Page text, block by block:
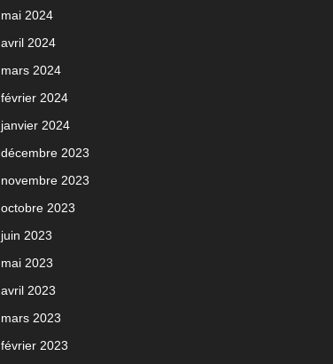
mai 2024
avril 2024
mars 2024
février 2024
janvier 2024
décembre 2023
novembre 2023
octobre 2023
juin 2023
mai 2023
avril 2023
mars 2023
février 2023